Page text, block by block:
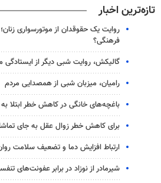
تازه‌ترین اخبار
روایت یک حقوقدان از موتورسواری
فرهنگی؟
گالیکش، روایت شبی دیگر از ایستادگی
رامیان، میزبان شبی از همصدایی مردم
باغچه‌های خانگی در کاهش خطر ابتلا به
برای کاهش خطر زوال عقل به جای
ارتباط افزایش دما و تضعیف سلامت
شیرمادر از نوزاد در برابر عفونت‌های